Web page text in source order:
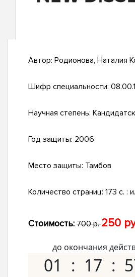
Автор: Родионова, Наталия
Шифр специальности:
Научная степень:
Год защиты: 2006
Место защиты: Тамбов
Количество страниц: 173 с. :
Стоимость: 700 р.250
до окончания
01 17